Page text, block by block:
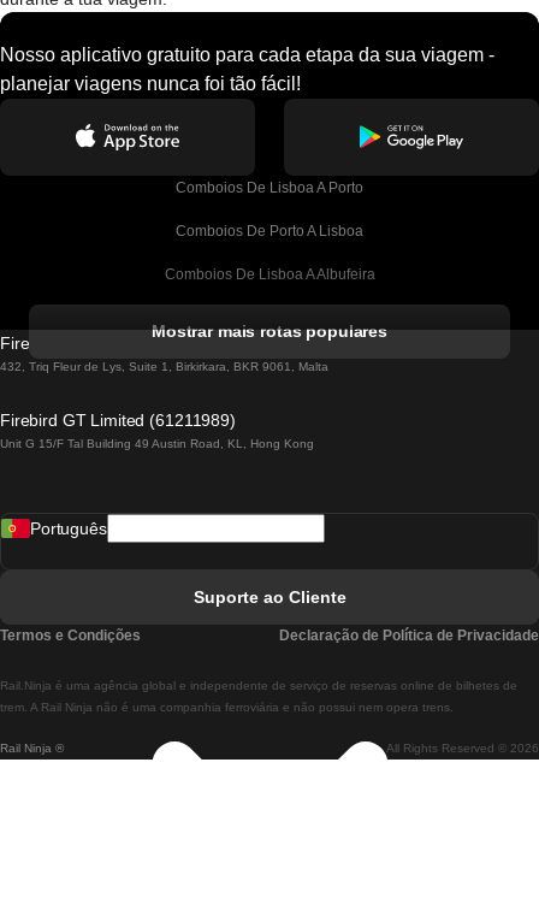
Nosso aplicativo gratuito para cada etapa da sua viagem -
planejar viagens nunca foi tão fácil!
Comboios De Lisboa A Porto
Comboios De Porto A Lisboa
Comboios De Lisboa A Albufeira
Comboios De Lisboa A Lagos
Comboios De Lisboa A Madrid
Comboios De Lisboa A Braga
Comboios De Braga A Lisboa
Mostrar mais rotas populares
Firebird GT Limited (OC 1451)
432, Triq Fleur de Lys, Suite 1, Birkirkara, BKR 9061, Malta
Firebird GT Limited (61211989)
Unit G 15/F Tal Building 49 Austin Road, KL, Hong Kong
Rail Ninja ® All Rights Reserved © 2026
Rail.Ninja é uma agência global e independente de serviço de reservas online de bilhetes de
trem. A Rail Ninja não é uma companhia ferroviária e não possui nem opera trens.
Português
Suporte ao Cliente
Termos e Condições Declaração de Política de Privacidade